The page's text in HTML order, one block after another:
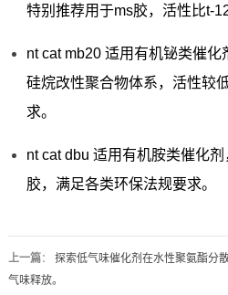
特别推荐用于ms胶，活性比t-12
nt cat mb20 适用有机铋类催
硅烷改性聚合物体系，活性较
求。
nt cat dbu 适用有机胺类催化
胶，满足各类环保法规要求。
上一篇： 探索低气味催化剂在水性聚氨酯分
气味释放。